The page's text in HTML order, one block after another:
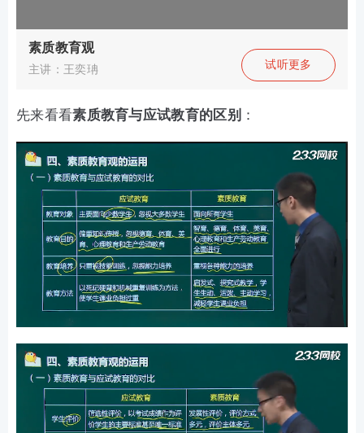
素质教育观
主讲：王奕珃 试听更多
先来看看素质教育与应试教育的区别 ：